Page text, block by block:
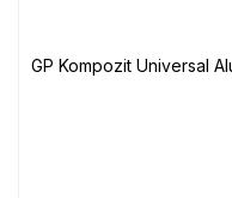
GP Kompozit Universal